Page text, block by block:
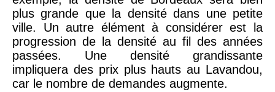
plus grande que la densité dans une petite
ville. Un autre élément à considérer est la
progression de la densité au fil des années
passées. Une densité grandissante
impliquera des prix plus hauts au Lavandou,
car le nombre de demandes augmente.